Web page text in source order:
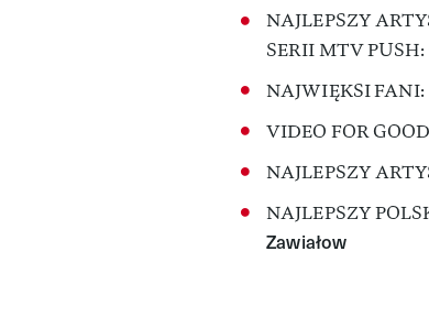
NAJLEPSZY
SERII MTV PUSH:
NAJWIĘKSI FANI:
VIDEO FOR
NAJLEPSZY
NAJLEPSZY
Zawiałow